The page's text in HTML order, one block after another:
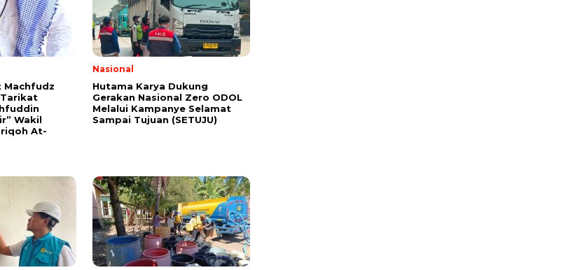
Machfudz
Tarikat
Wakil
At-
Nasional
Hutama Karya Dukung
Gerakan Nasional Zero ODOL
Melalui Kampanye Selamat
Sampai Tujuan (SETUJU)